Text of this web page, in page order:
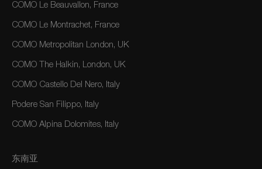
COMO Le Beauvallon, France
COMO Le Montrachet, France
COMO Metropolitan London, UK
COMO The Halkin, London, UK
COMO Castello Del Nero, Italy
Podere San Filippo, Italy
COMO Alpina Dolomites, Italy
东南亚